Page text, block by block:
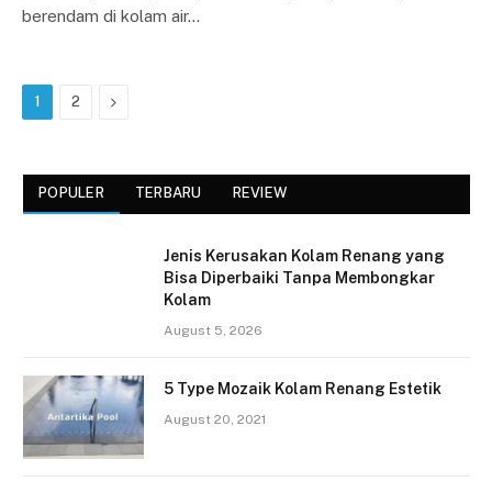
berendam di kolam air…
1 2 Next
POPULER TERBARU REVIEW
Jenis Kerusakan Kolam Renang yang
Bisa Diperbaiki Tanpa Membongkar
Kolam
August 5, 2026
5 Type Mozaik Kolam Renang Estetik
August 20, 2021